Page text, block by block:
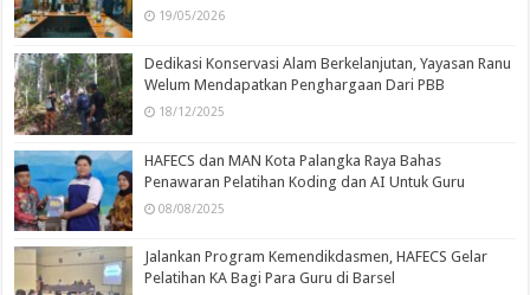
19/05/2026
Dedikasi Konservasi Alam Berkelanjutan, Yayasan Ranu
Welum Mendapatkan Penghargaan Dari PBB
18/12/2025
HAFECS dan MAN Kota Palangka Raya Bahas
Penawaran Pelatihan Koding dan AI Untuk Guru
08/08/2025
Jalankan Program Kemendikdasmen, HAFECS Gelar
Pelatihan KA Bagi Para Guru di Barsel